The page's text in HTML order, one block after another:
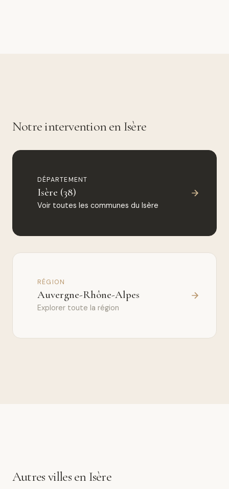
Notre intervention en Isère
DÉPARTEMENT
Isère (38)
Voir toutes les communes du Isère
RÉGION
Auvergne-Rhône-Alpes
Explorer toute la région
Autres villes en Isère